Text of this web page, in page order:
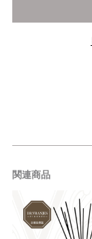
関連商品